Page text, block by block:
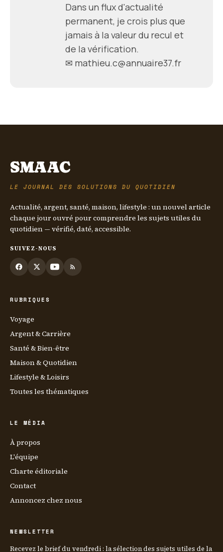
Dans un flux d'actualité
permanent, je crois plus que
jamais à la valeur du recul et
de la vérification.
✉ mathieu.c@annuaire37.fr
SMAAC
LE JOURNAL DES SOLUTIONS DU QUOTIDIEN
Actualité, argent, santé, maison, lifestyle : un nouvel article
chaque jour ouvré pour comprendre les sujets utiles du
quotidien — vérifié, daté, accessible.
SUIVEZ-NOUS
RUBRIQUES
Voyage
Argent & Carrière
Santé & Bien-être
Maison & Quotidien
Lifestyle & Loisirs
Toutes les thématiques
LE MÉDIA
À propos
L'équipe
Charte éditoriale
Contact
Annoncez chez nous
NEWSLETTER
Recevez le brief du vendredi : la sélection des sujets utiles de la